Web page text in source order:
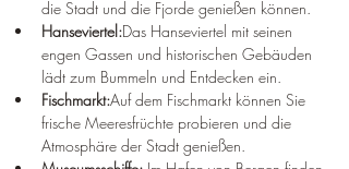
die Stadt und die Fjorde genießen können.
Hanseviertel:Das Hanseviertel mit seinen
engen Gassen und historischen Gebäuden
lädt zum Bummeln und Entdecken ein.
Fischmarkt:Auf dem Fischmarkt können Sie
frische Meeresfrüchte probieren und die
Atmosphäre der Stadt genießen.